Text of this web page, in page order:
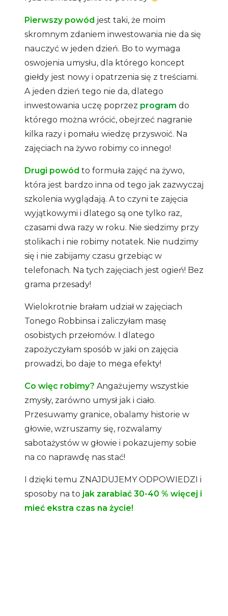
Pierwszy powód jest taki, że moim
skromnym zdaniem inwestowania nie da się
nauczyć w jeden dzień. Bo to wymaga
oswojenia umysłu, dla którego koncept
giełdy jest nowy i opatrzenia się z treściami.
A jeden dzień tego nie da, dlatego
inwestowania uczę poprzez program do
którego można wrócić, obejrzeć nagranie
kilka razy i pomału wiedzę przyswoić. Na
zajęciach na żywo robimy co innego!
Drugi powód to formuła zajęć na żywo,
która jest bardzo inna od tego jak zazwyczaj
szkolenia wyglądają. A to czyni te zajęcia
wyjątkowymi i dlatego są one tylko raz,
czasami dwa razy w roku. Nie siedzimy przy
stolikach i nie robimy notatek. Nie nudzimy
się i nie zabijamy czasu grzebiąc w
telefonach. Na tych zajęciach jest ogień! Bez
grama przesady!
Wielokrotnie brałam udział w zajęciach
Tonego Robbinsa i zaliczyłam masę
osobistych przełomów. I dlatego
zapożyczyłam sposób w jaki on zajęcia
prowadzi, bo daje to mega efekty!
Co więc robimy? Angażujemy wszystkie
zmysły, zarówno umysł jak i ciało.
Przesuwamy granice, obalamy historie w
głowie, wzruszamy się, rozwalamy
sabotażystów w głowie i pokazujemy sobie
na co naprawdę nas stać!
I dzięki temu ZNAJDUJEMY ODPOWIEDZI i
sposoby na to jak zarabiać 30-40 % więcej i
mieć ekstra czas na życie!